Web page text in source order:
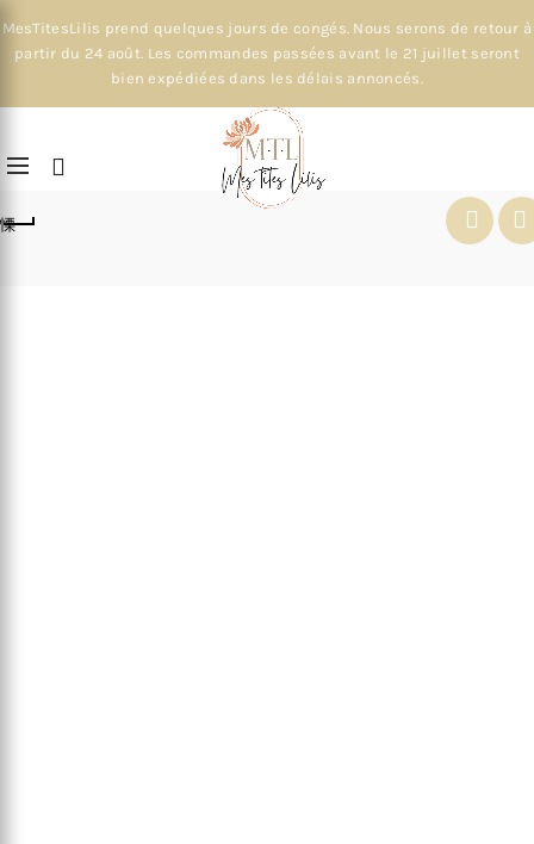
MesTitesLilis prend quelques jours de congés. Nous serons de retour à
partir du 24 août. Les commandes passées avant le 21 juillet seront
bien expédiées dans les délais annoncés.